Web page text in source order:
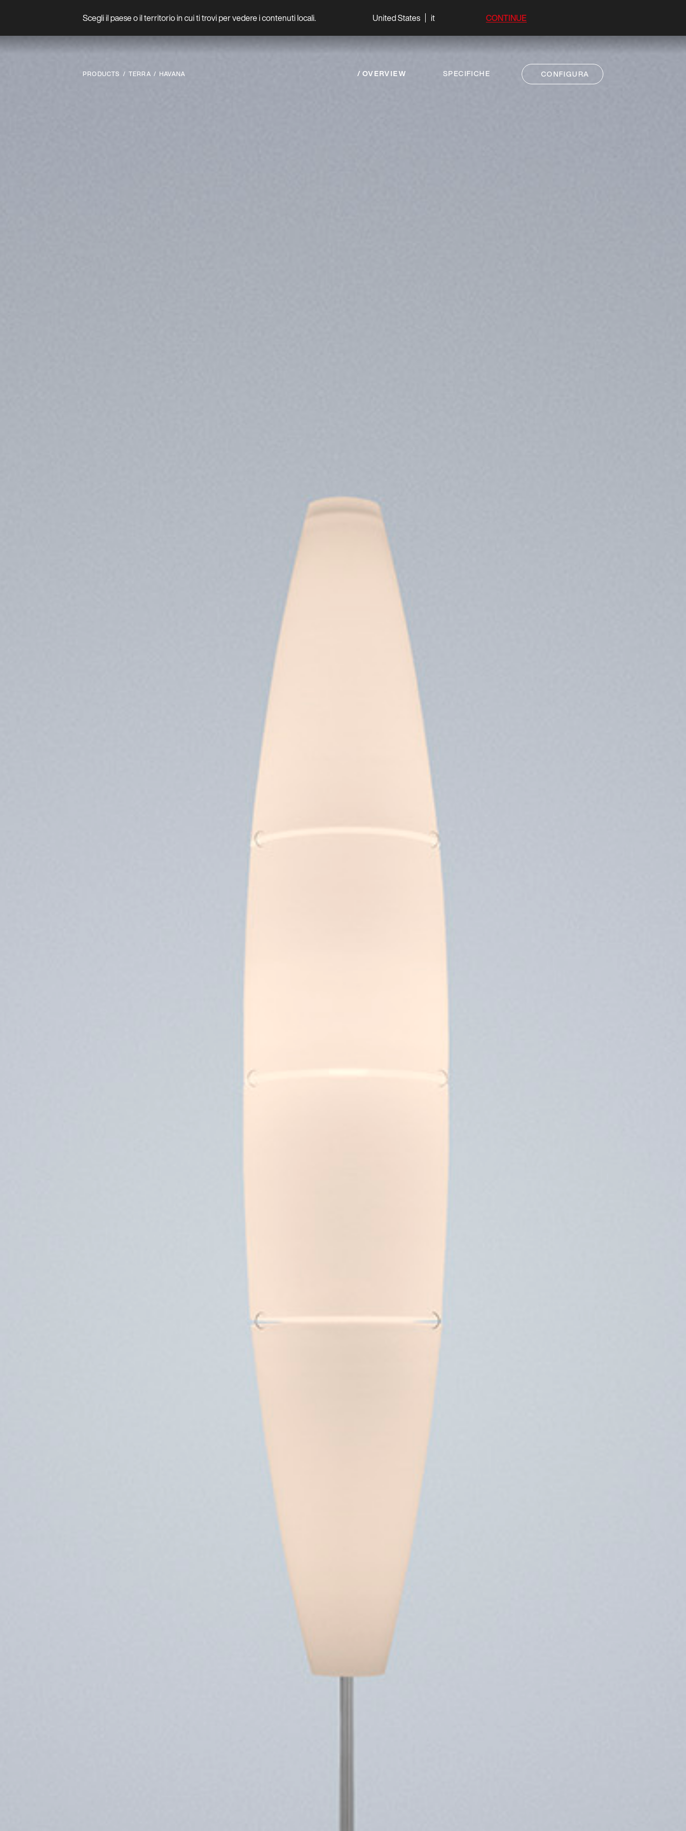
Scegli il paese o il territorio in cui ti trovi per vedere i contenuti locali. United States it CONTINUE
PRODUCTS TERRA HAVANA OVERVIEW SPECIFICHE CONFIGURA